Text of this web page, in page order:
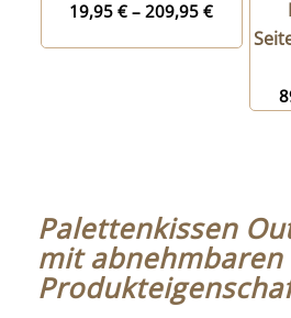
19,95€ –209,95€
Palettenkissen
mit abnehmbaren